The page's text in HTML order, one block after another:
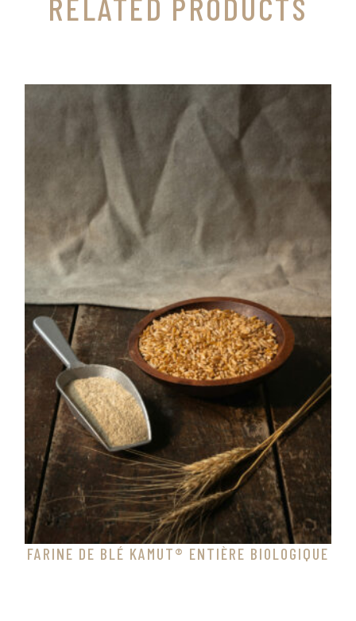
FARINE DE BLÉ KAMUT® ENTIÈRE BIOLOGIQUE